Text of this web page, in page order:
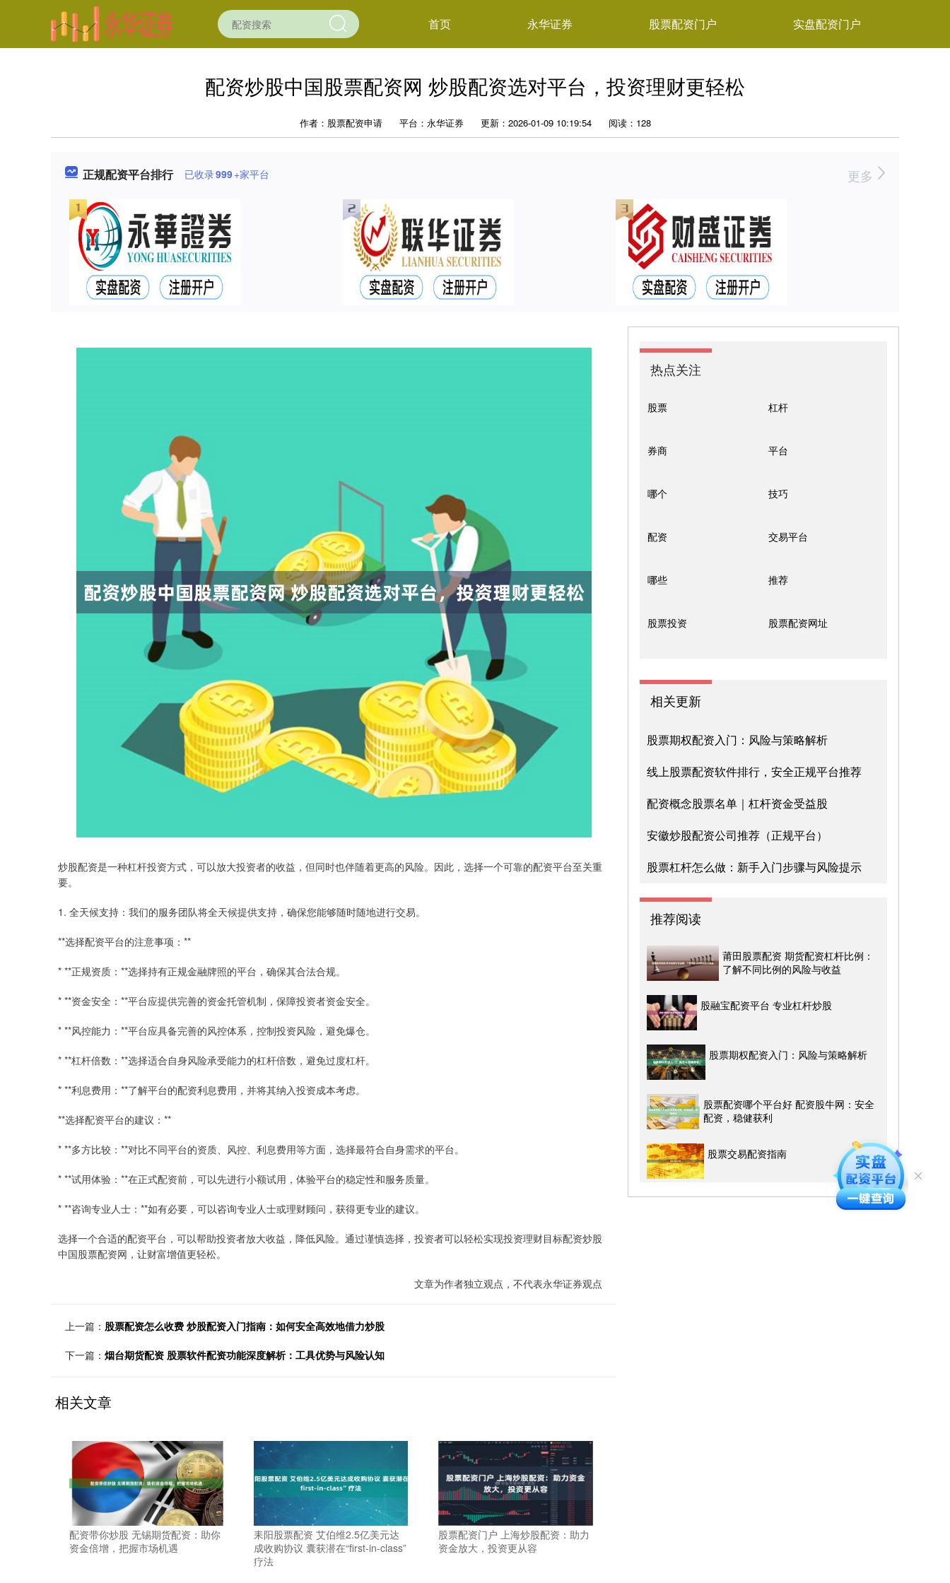
首页 永华证券 股票配资门户 实盘配资门户
配资炒股中国股票配资网 炒股配资选对平台，投资理财更轻松
作者：股票配资申请 平台：永华证券 更新：2026-01-09 10:19:54 阅读：128
正规配资平台排行 已收录999+家平台 更多
炒股配资是一种杠杆投资方式，可以放大投资者的收益，但同时也伴随着更高的风险。因此，选择一个可靠的配资平台至关重
要。
1. 全天候支持：我们的服务团队将全天候提供支持，确保您能够随时随地进行交易。
**选择配资平台的注意事项：**
* **正规资质：**选择持有正规金融牌照的平台，确保其合法合规。
* **资金安全：**平台应提供完善的资金托管机制，保障投资者资金安全。
* **风控能力：**平台应具备完善的风控体系，控制投资风险，避免爆仓。
* **杠杆倍数：**选择适合自身风险承受能力的杠杆倍数，避免过度杠杆。
* **利息费用：**了解平台的配资利息费用，并将其纳入投资成本考虑。
**选择配资平台的建议：**
* **多方比较：**对比不同平台的资质、风控、利息费用等方面，选择最符合自身需求的平台。
* **试用体验：**在正式配资前，可以先进行小额试用，体验平台的稳定性和服务质量。
* **咨询专业人士：**如有必要，可以咨询专业人士或理财顾问，获得更专业的建议。
选择一个合适的配资平台，可以帮助投资者放大收益，降低风险。通过谨慎选择，投资者可以轻松实现投资理财目标配资炒股
中国股票配资网，让财富增值更轻松。
文章为作者独立观点，不代表永华证券观点
上一篇： 股票配资怎么收费 炒股配资入门指南：如何安全高效地借力炒股
下一篇： 烟台期货配资 股票软件配资功能深度解析：工具优势与风险认知
相关文章
配资带你炒股 无锡期货配资：助你
资金倍增，把握市场机遇
耒阳股票配资 艾伯维2.5亿美元达
成收购协议 囊获潜在“first-in-class”
疗法
股票配资门户 上海炒股配资：助力
资金放大，投资更从容
热点关注
股票 杠杆
券商 平台
哪个 技巧
配资 交易平台
哪些 推荐
股票投资 股票配资网址
相关更新
股票期权配资入门：风险与策略解析
线上股票配资软件排行，安全正规平台推荐
配资概念股票名单｜杠杆资金受益股
安徽炒股配资公司推荐（正规平台）
股票杠杆怎么做：新手入门步骤与风险提示
推荐阅读
莆田股票配资 期货配资杠杆比例：
了解不同比例的风险与收益
股融宝配资平台 专业杠杆炒股
股票期权配资入门：风险与策略解析
股票配资哪个平台好 配资股牛网：安全
配资，稳健获利
股票交易配资指南